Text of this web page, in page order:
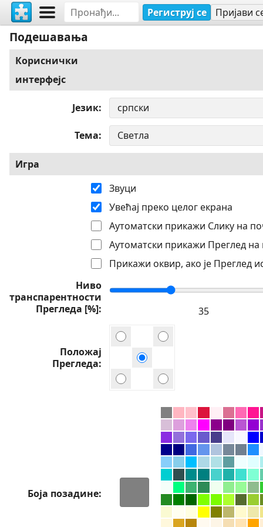
Региструј се Пријави
Подешавања
Кориснички
интерфејс
Језик
Тема
Игра
Звуци
Увећај преко целог екрана
Аутоматски прикажи Слику на
Аутоматски прикажи Преглед на
Прикажи оквир, ако је Преглед
Ниво
транспарентности
Прегледа [%]
Положај
Прегледа
Боја позадине